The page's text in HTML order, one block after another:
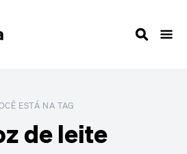
ESTÁ NA TAG
de leite